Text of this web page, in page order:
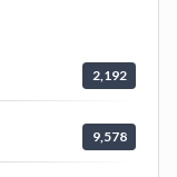
2,192
9,578